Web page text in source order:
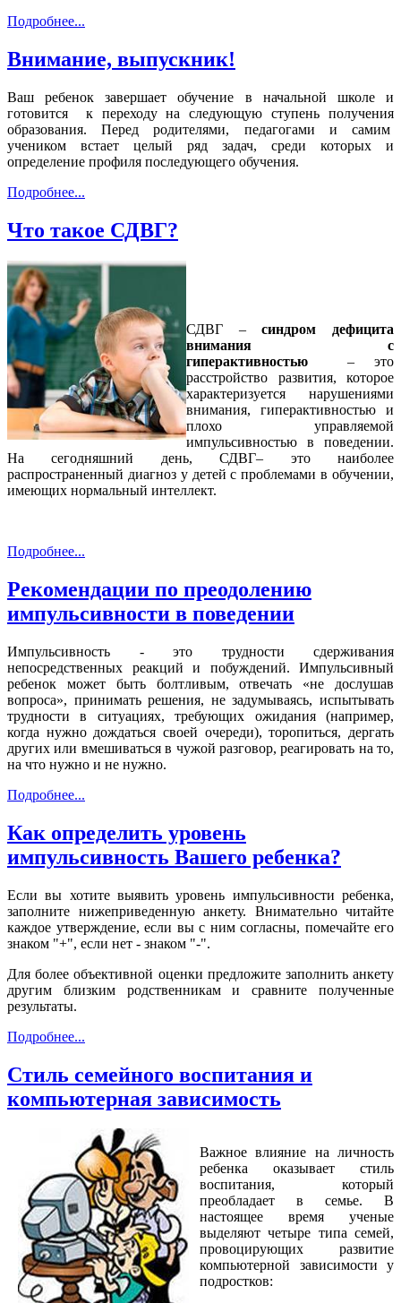
Подробнее...
Внимание, выпускник!
Ваш ребенок завершает обучение в начальной школе и
готовится к переходу на следующую ступень получения
образования. Перед родителями, педагогами и самим
учеником встает целый ряд задач, среди которых и
определение профиля последующего обучения.
Подробнее...
Что такое СДВГ?
СДВГ –синдром дефицита
внимания с
гиперактивностью – это
расстройство развития, которое
характеризуется нарушениями
внимания, гиперактивностью и
плохо управляемой
импульсивностью в поведении.
На сегодняшний день, СДВГ– это наиболее
распространенный диагноз у детей с проблемами в обучении,
имеющих нормальный интеллект.
Подробнее...
Рекомендации по преодолению
импульсивности в поведении
Импульсивность - это трудности сдерживания
непосредственных реакций и побуждений. Импульсивный
ребенок может быть болтливым, отвечать «не дослушав
вопроса», принимать решения, не задумываясь, испытывать
трудности в ситуациях, требующих ожидания (например,
когда нужно дождаться своей очереди), торопиться, дергать
других или вмешиваться в чужой разговор, реагировать на то,
на что нужно и не нужно.
Подробнее...
Как определить уровень
импульсивность Вашего ребенка?
Если вы хотите выявить уровень импульсивности ребенка,
заполните нижеприведенную анкету. Внимательно читайте
каждое утверждение, если вы с ним согласны, помечайте его
знаком "+", если нет - знаком "-".
Для более объективной оценки предложите заполнить анкету
другим близким родственникам и сравните полученные
результаты.
Подробнее...
Стиль семейного воспитания и
компьютерная зависимость
Важное влияние на личность
ребенка оказывает стиль
воспитания, который
преобладает в семье. В
настоящее время ученые
выделяют четыре типа семей,
провоцирующих развитие
компьютерной зависимости у
подростков: